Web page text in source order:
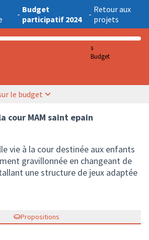
- Budget
participatif 2024
- Retour aux
projets
5
Budget
le budget
cour MAM saint epain
vie à la cour destinée aux enfants
gravillonnée en changeant de
une structure de jeux adaptée
Propositions